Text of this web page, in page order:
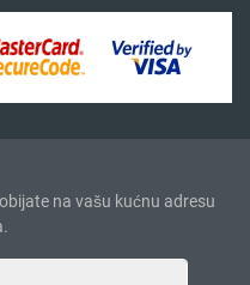
na vašu kućnu adresu